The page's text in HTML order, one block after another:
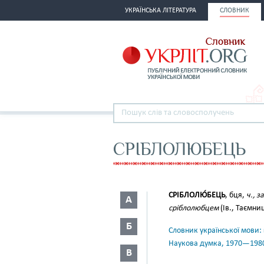
УКРАЇНСЬКА ЛІТЕРАТУРА СЛОВНИК
СРІБЛОЛЮБЕЦЬ
А
Б
В
СРІБЛОЛЮ́БЕЦЬ, бця, ч.,
сріблолюбцем(Ів.,
Словник української
Наукова думка,